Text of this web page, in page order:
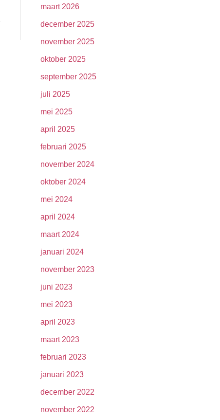
maart 2026
december 2025
november 2025
oktober 2025
september 2025
juli 2025
mei 2025
april 2025
februari 2025
november 2024
oktober 2024
mei 2024
april 2024
maart 2024
januari 2024
november 2023
juni 2023
mei 2023
april 2023
maart 2023
februari 2023
januari 2023
december 2022
november 2022